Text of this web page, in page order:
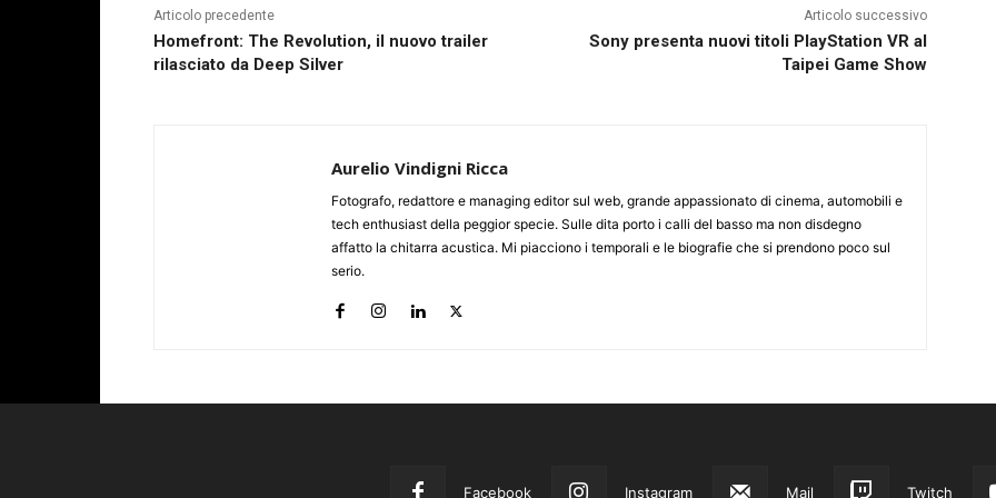
Articolo precedente
Homefront: The Revolution, il nuovo trailer
rilasciato da Deep Silver
Articolo successivo
Sony presenta nuovi titoli PlayStation VR al
Taipei Game Show
Aurelio Vindigni Ricca
Fotografo, redattore e managing editor sul web, grande appassionato di cinema, automobili e
tech enthusiast della peggior specie. Sulle dita porto i calli del basso ma non disdegno
affatto la chitarra acustica. Mi piacciono i temporali e le biografie che si prendono poco sul
serio.
Facebook Instagram Mail Twitch